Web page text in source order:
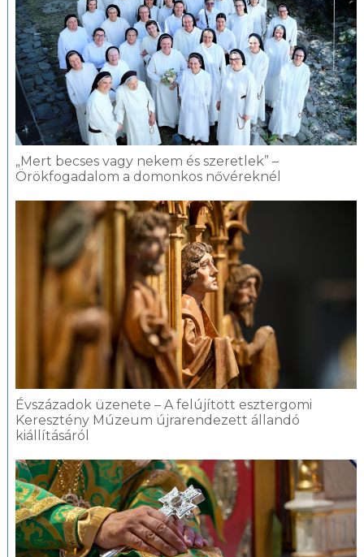
„Mert becses vagy nekem és szeretlek” –
Örökfogadalom a domonkos nővéreknél
Évszázadok üzenete – A felújított esztergomi
Keresztény Múzeum újrarendezett állandó
kiállításáról